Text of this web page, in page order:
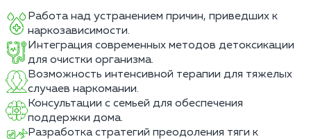
Работа над устранением причин, приведших к
наркозависимости.
Интеграция современных методов детоксикации
для очистки организма.
Возможность интенсивной терапии для тяжелых
случаев наркомании.
Консультации с семьей для обеспечения
поддержки дома.
Разработка стратегий преодоления тяги к